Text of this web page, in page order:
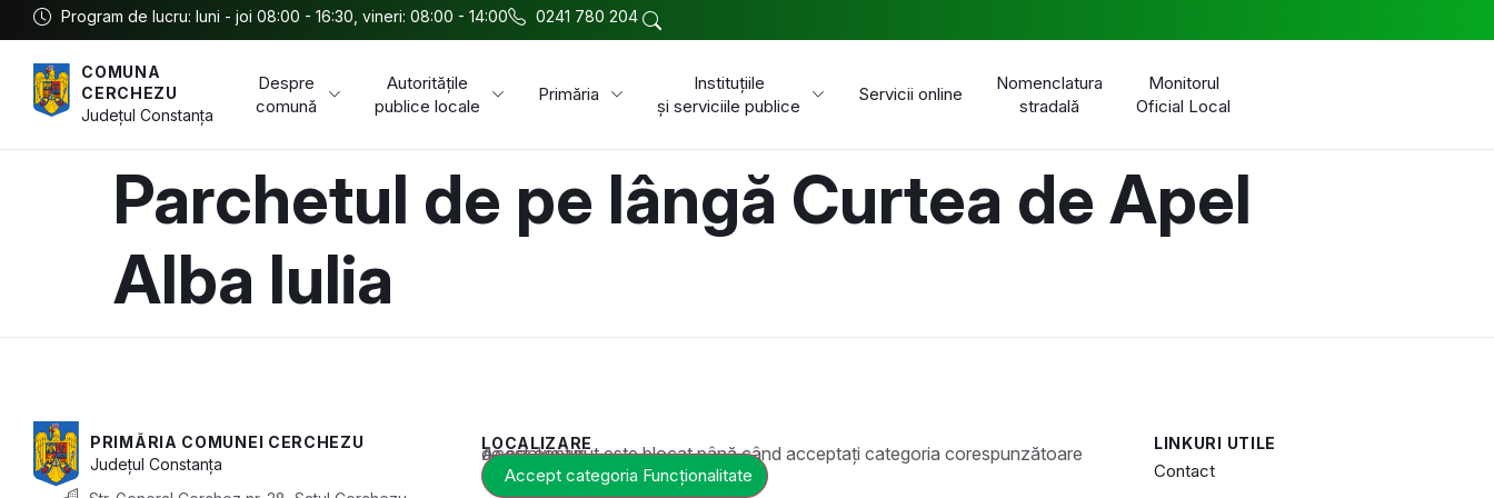
Program de lucru: luni - joi 08:00 - 16:30, vineri: 08:00 - 14:00 0241 780 204
COMUNA
CERCHEZU
JudețulConstanța
Despre
comună
Autoritățile
publice locale
Primăria
Instituțiile
și serviciile publice
Servicii online
Nomenclatura
stradală
Monitorul
Oficial Local
Parchetul de pe lângă Curtea de Apel
Alba Iulia
PRIMĂRIA COMUNEI CERCHEZU
JudețulConstanța
LOCALIZARE
Acest conținut este blocat până când acceptați categoria corespunzătoare de cookie-uri.
Accept categoria Funcționalitate
LINKURI UTILE
Contact